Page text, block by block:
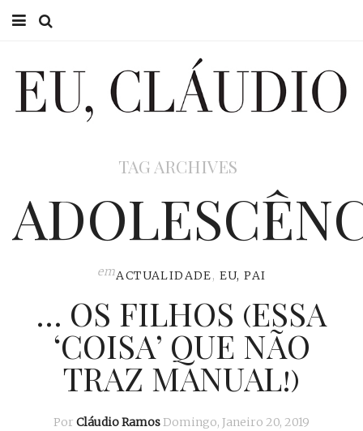
EU CLÁUDIO
EU, PAI
TAG ARCHIVES
emACTUALIDADE, EU, PAI
… OS FILHOS (ESSA
‘COISA’ QUE NÃO
TRAZ MANUAL!)
Por Cláudio RamosDomingo, Janeiro 20, 2019